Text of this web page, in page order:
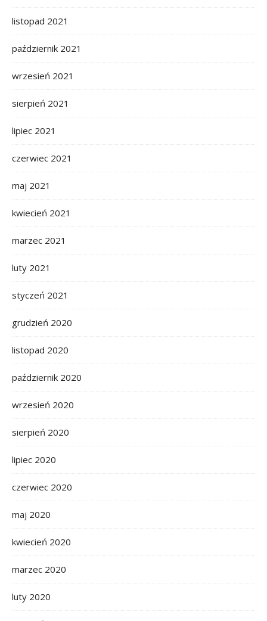
listopad 2021
październik 2021
wrzesień 2021
sierpień 2021
lipiec 2021
czerwiec 2021
maj 2021
kwiecień 2021
marzec 2021
luty 2021
styczeń 2021
grudzień 2020
listopad 2020
październik 2020
wrzesień 2020
sierpień 2020
lipiec 2020
czerwiec 2020
maj 2020
kwiecień 2020
marzec 2020
luty 2020